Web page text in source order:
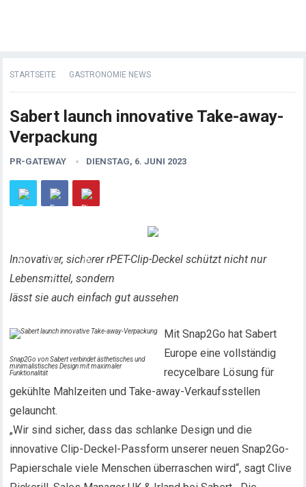
STARTSEITE GASTRONOMIE NEWS
Sabert launch innovative Take-away-
Verpackung
PR-GATEWAY DIENSTAG, 6. JUNI 2023
Innovativer, sicherer rPET-Clip-Deckel schützt nicht nur
Lebensmittel, sondern
lässt sie auch einfach gut aussehen
Snap2Go von Sabert verbindet ästhetisches und
minimalistisches Design mit maximaler
Funktionalität
Mit Snap2Go hat Sabert
Europe eine vollständig
recycelbare Lösung für
gekühlte Mahlzeiten und Take-away-Verkaufsstellen
gelauncht.
„Wir sind sicher, dass das schlanke Design und die
innovative Clip-Deckel-Passform unserer neuen Snap2Go-
Papierschale viele Menschen überraschen wird“, sagt Clive